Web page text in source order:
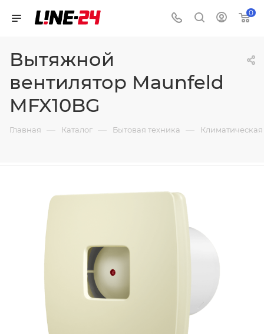
0
Вытяжной
вентилятор Maunfeld
MFX10BG
Главная — Каталог — Бытовая техника —